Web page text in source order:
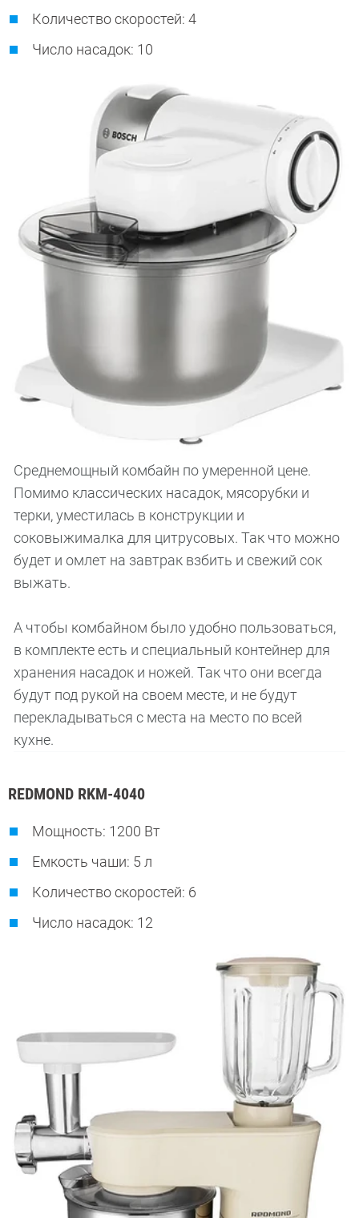
Количество скоростей: 4
Число насадок: 10
Среднемощный комбайн по умеренной цене.
Помимо классических насадок, мясорубки и
терки, уместилась в конструкции и
соковыжималка для цитрусовых. Так что можно
будет и омлет на завтрак взбить и свежий сок
выжать.
А чтобы комбайном было удобно пользоваться,
в комплекте есть и специальный контейнер для
хранения насадок и ножей. Так что они всегда
будут под рукой на своем месте, и не будут
перекладываться с места на место по всей
кухне.
REDMOND RKM-4040
Мощность: 1200 Вт
Емкость чаши: 5 л
Количество скоростей: 6
Число насадок: 12